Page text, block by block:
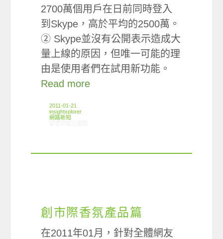
2700萬個用戶在日前同時登入
到Skype，高於平均的2500萬。
② Skype並沒有公開表示造成大
量上線的原因，但唯一可能的理
由是使用者們在試用新功能。
Read more
2011-01-21
insightxplorer
網路新知
創市際香氛產品篇
在2011年01月，針對全體網友